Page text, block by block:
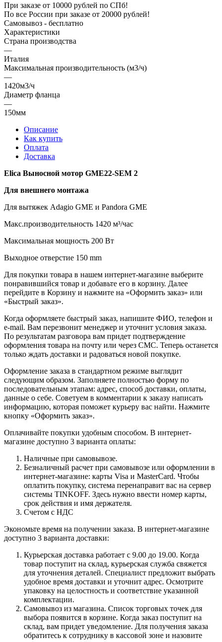
При заказе от 10000 рублей по СПб!
По все России при заказе от 20000 рублей!
Самовывоз - бесплатно
Характеристики
Страна производства
—
Италия
Максимальная производительность (м3/ч)
—
1420м3/ч
Диаметр фланца
—
150мм
Описание
Как купить
Оплата
Доставка
Elica Выносной мотор GME22-SEM 2
Для внешнего монтажа
Для вытяжек Adagio GME и Pandora GME
Макс.производительность 1420 м³/час
Максимальная мощность 200 Вт
Выходное отверстие 150 mm
Для покупки товара в нашем интернет-магазине выберите
понравившийся товар и добавьте его в корзину. Далее
перейдите в Корзину и нажмите на «Оформить заказ» или
«Быстрый заказ».
Когда оформляете быстрый заказ, напишите ФИО, телефон и
e-mail. Вам перезвонит менеджер и уточнит условия заказа.
По результатам разговора вам придет подтверждение
оформления товара на почту или через СМС. Теперь останется
только ждать доставки и радоваться новой покупке.
Оформление заказа в стандартном режиме выглядит
следующим образом. Заполняете полностью форму по
последовательным этапам: адрес, способ доставки, оплаты,
данные о себе. Советуем в комментарии к заказу написать
информацию, которая поможет курьеру вас найти. Нажмите
кнопку «Оформить заказ».
Оплачивайте покупки удобным способом. В интернет-
магазине доступно 3 варианта оплаты:
Наличные при самовывозе.
Безналичный расчет при самовывозе или оформлении в
интернет-магазине: карты Visa и MasterCard. Чтобы
оплатить покупку, система перенаправит вас на сервер
системы TINKOFF. Здесь нужно ввести номер карты,
срок действия и имя держателя.
Счетом с НДС
Экономьте время на получении заказа. В интернет-магазине
доступно 3 варианта доставки:
Курьерская доставка работает с 9.00 до 19.00. Когда
товар поступит на склад, курьерская служба свяжется
для уточнения деталей. Специалист предложит выбрать
удобное время доставки и уточнит адрес. Осмотрите
упаковку на целостность и соответствие указанной
комплектации.
Самовывоз из магазина. Список торговых точек для
выбора появится в корзине. Когда заказ поступит на
склад, вам придет уведомление. Для получения заказа
обратитесь к сотруднику в кассовой зоне и назовите